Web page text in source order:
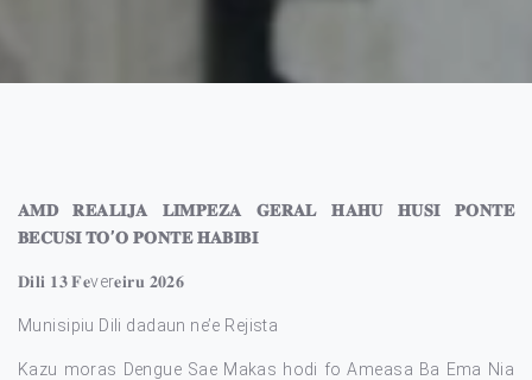
𝐀𝐌𝐃 𝐑𝐄𝐀𝐋𝐈𝐉𝐀 𝐋𝐈𝐌𝐏𝐄𝐙𝐀 𝐆𝐄𝐑𝐀𝐋 𝐇𝐀𝐇𝐔 𝐇𝐔𝐒𝐈 𝐏𝐎𝐍𝐓𝐄
𝐁𝐄𝐂𝐔𝐒𝐈 𝐓𝐎’𝐎 𝐏𝐎𝐍𝐓𝐄 𝐇𝐀𝐁𝐈𝐁𝐈
𝐃𝐢𝐥𝐢 𝟏𝟑 𝐅𝐞ver𝐞𝐢𝐫𝐮 𝟐𝟎𝟐𝟔
Munisipiu Dili dadaun ne’e Rejista
Kazu moras Dengue Sae Makas hodi fo Ameasa Ba Ema Nia